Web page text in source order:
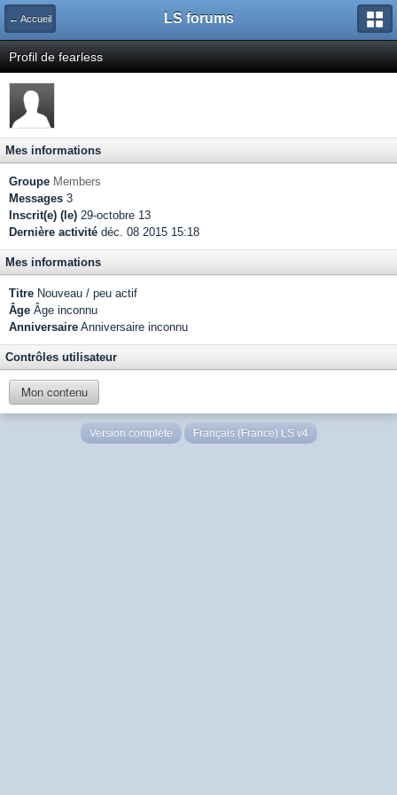
← Accueil LS forums
Profil de fearless
Mes informations
Groupe Members
Messages 3
Inscrit(e) (le) 29-octobre 13
Dernière activité déc. 08 2015 15:18
Mes informations
Titre Nouveau / peu actif
Âge Âge inconnu
Anniversaire Anniversaire inconnu
Contrôles utilisateur
Mon contenu
Version complète Français (France) LS v4